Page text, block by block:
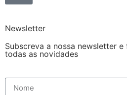
Newsletter
Subscreva a nossa newsletter
todas as novidades